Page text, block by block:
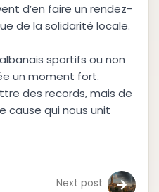
d’en faire un rendez-
de la solidarité locale.
sportifs ou non
un moment fort.
des records, mais de
cause qui nous unit
Next post